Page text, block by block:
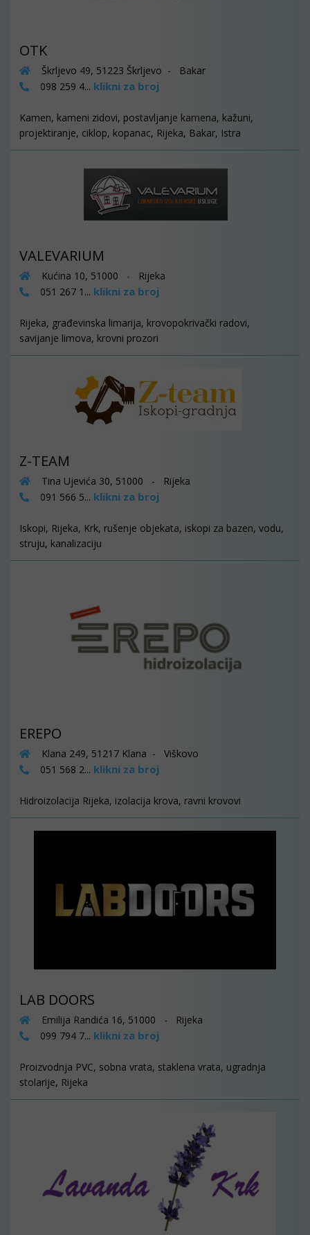
OTK
Škrljevo 49, 51223 Škrljevo - Bakar
098 259 4... klikni za broj
Kamen, kameni zidovi, postavljanje kamena, kažuni,
projektiranje, ciklop, kopanac, Rijeka, Bakar, Istra
VALEVARIUM
Kućina 10, 51000 - Rijeka
051 267 1... klikni za broj
Rijeka, građevinska limarija, krovopokrivački radovi,
savijanje limova, krovni prozori
Z-TEAM
Tina Ujevića 30, 51000 - Rijeka
091 566 5... klikni za broj
Iskopi, Rijeka, Krk, rušenje objekata, iskopi za bazen, vodu,
struju, kanalizaciju
EREPO
Klana 249, 51217 Klana - Viškovo
051 568 2... klikni za broj
Hidroizolacija Rijeka, izolacija krova, ravni krovovi
LAB DOORS
Emilija Randića 16, 51000 - Rijeka
099 794 7... klikni za broj
Proizvodnja PVC, sobna vrata, staklena vrata, ugradnja
stolarije, Rijeka